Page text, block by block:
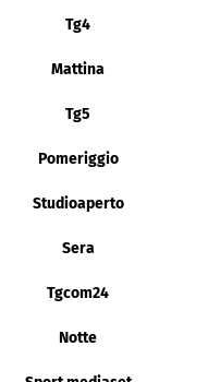
Tg4
Mattina
Tg5
Pomeriggio
Studioaperto
Sera
Tgcom24
Notte